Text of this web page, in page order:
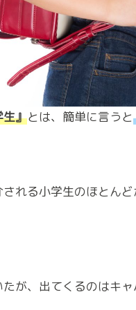
生』とは、簡単に言うと
れる小学生のほとん
が、出てくるのはキャ